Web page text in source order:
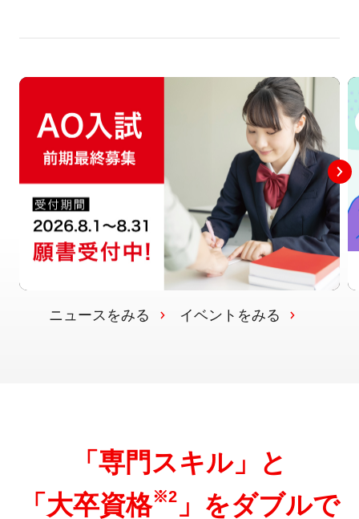
ニュースをみる イベントをみる
「専門スキル」と
「大卒資格※2」をダブルで